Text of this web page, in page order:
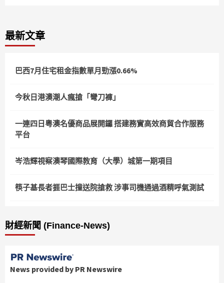
最新文章
巴西7月住宅租金指數單月勁漲0.66%
今秋日港澳潮人瘋搶「彎刀褲」
一連四日粵澳名優商品展開鑼 搭建務實高效商貿合作服務
平台
岑浩輝視察澳琴國際教育（大學）城第一期項目
筷子基長者捱巴士撞送院搶救 涉事司機通過酒精呼氣測試
財經新聞 (Finance-News)
News provided by PR Newswire